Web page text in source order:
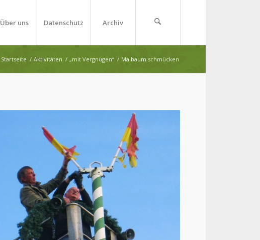
Über uns Datenschutz Archiv
Startseite / Aktivitäten / „mit Vergnügen“ / Maibaum schmücken